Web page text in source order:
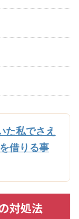
た私でさえ
借りる事
対処法